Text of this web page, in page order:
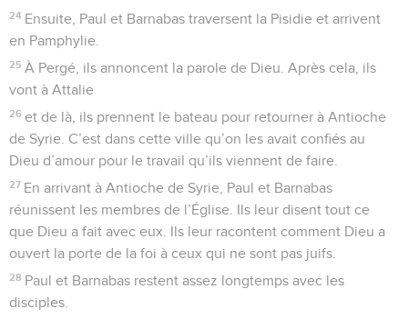
24 Ensuite, Paul et Barnabas traversent la Pisidie et arrivent
en Pamphylie.
25 À Pergé, ils annoncent la parole de Dieu. Après cela, ils
vont à Attalie
26 et de là, ils prennent le bateau pour retourner à Antioche
de Syrie. C’est dans cette ville qu’on les avait confiés au
Dieu d’amour pour le travail qu’ils viennent de faire.
27 En arrivant à Antioche de Syrie, Paul et Barnabas
réunissent les membres de l’Église. Ils leur disent tout ce
que Dieu a fait avec eux. Ils leur racontent comment Dieu a
ouvert la porte de la foi à ceux qui ne sont pas juifs.
28 Paul et Barnabas restent assez longtemps avec les
disciples.